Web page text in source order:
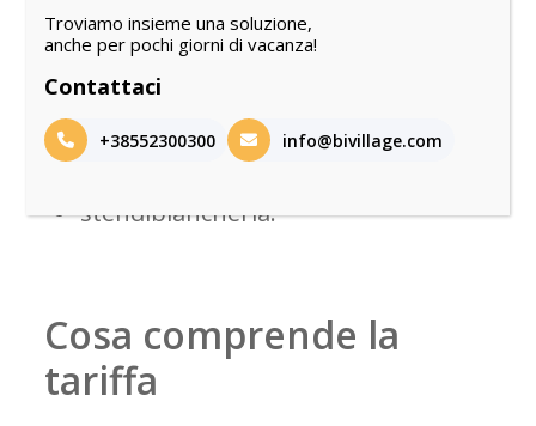
Sanificazione garantita prima
del tuo arrivo!
Attrezzatura per la pulizia (mocio
e scopa)
INTERNI
stendibiancheria.
Cosa comprende la
tariffa
Troviamo insieme una soluzione,
anche per pochi giorni di vacanza!
Contattaci
+38552300300 info@bivillage.com